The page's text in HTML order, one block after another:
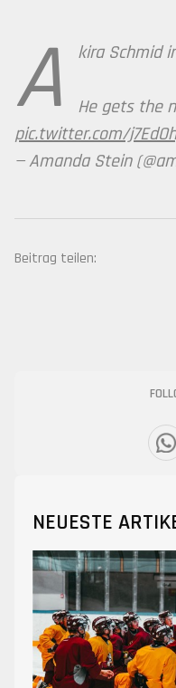
A kira Schmid
He gets the
pic.twitter.com/
— Amanda Stein
Beitrag teilen:
NEUESTE